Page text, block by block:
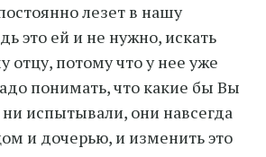
лезет в нашу
это ей и не нужно, искать
отцу, потому что у нее уже
понимать, что какие бы Вы
ни испытывали, они навсегда
и дочерью, и изменить это